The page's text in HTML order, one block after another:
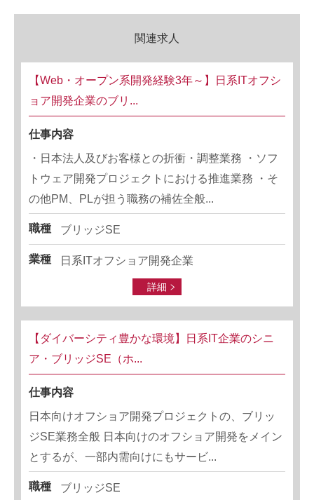
関連求人
【Web・オープン系開発経験3年～】日系ITオフシ
ョア開発企業のブリ...
仕事内容
・日本法人及びお客様との折衝・調整業務 ・ソフ
トウェア開発プロジェクトにおける推進業務 ・そ
の他PM、PLが担う職務の補佐全般...
職種 ブリッジSE
業種 日系ITオフショア開発企業
詳細
【ダイバーシティ豊かな環境】日系IT企業のシニ
ア・ブリッジSE（ホ...
仕事内容
日本向けオフショア開発プロジェクトの、ブリッ
ジSE業務全般 日本向けのオフショア開発をメイン
とするが、一部内需向けにもサービ...
職種 ブリッジSE